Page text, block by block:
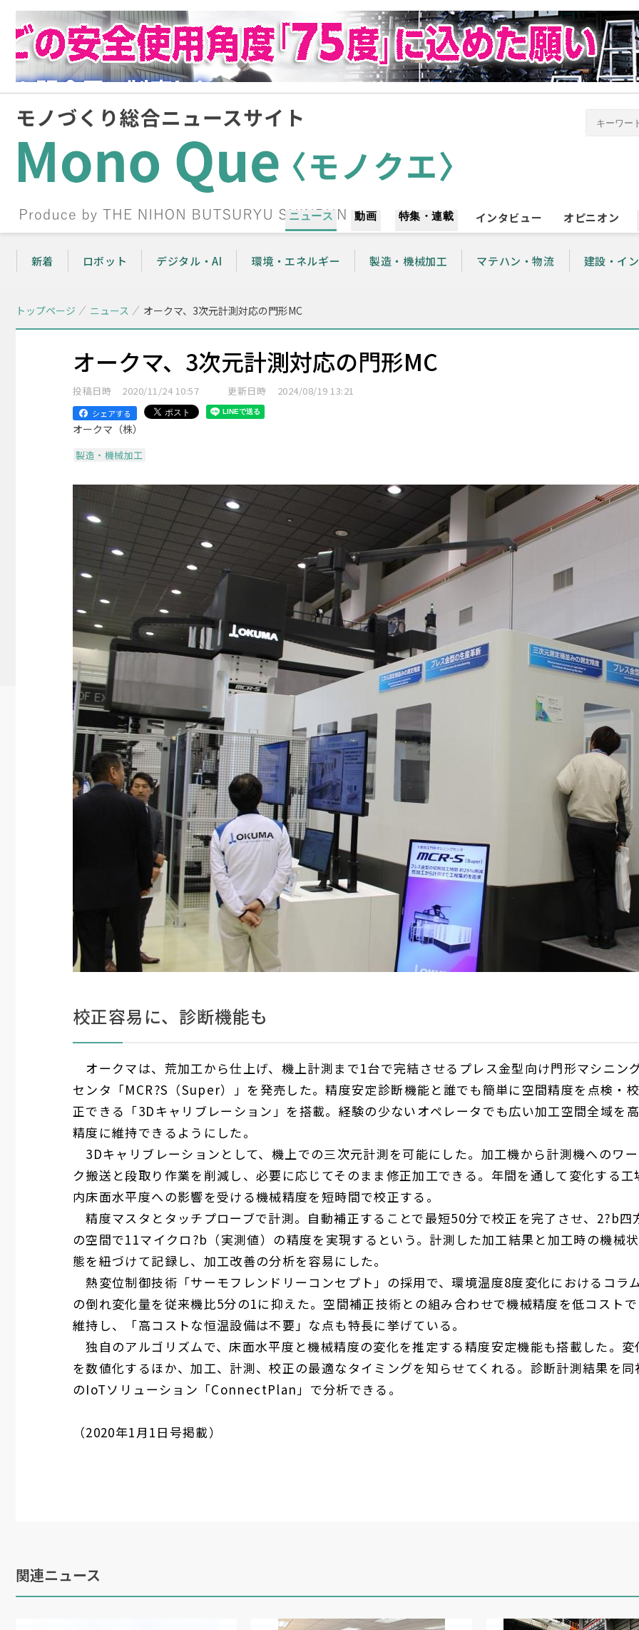
ニュース 動画 特集・連載 インタビュー オピニオン
新着 ロボット デジタル・AI 環境・エネルギー 製造・機械加工 マテハン・物流 建設・イ
トップページ ニュース オークマ、3次元計測対応の門形MC
オークマ、3次元計測対応の門形MC
投稿日時 2020/11/24 10:57 更新日時 2024/08/19 13:21
シェアする
オークマ（株）
製造・機械加工
校正容易に、診断機能も
オークマは、荒加工から仕上げ、機上計測まで1台で完結させるプレス金型向け門形マシニン
センタ「MCR?S （Super）」を発売した。精度安定診断機能と誰でも簡単に空間精度を点検・
正できる「3D キャリブレーション」を搭載。経験の少ないオペレータでも広い加工空間全域を高
精度に維持できるようにした。
3Dキャリブレーションとして、機上での三次元計測を可能にした。加工機から計測機へのワー
ク搬送と段取り作業を削減し、必要に応じてそのまま修正加工できる。年間を通して変化する工
内床面水平度への影響を受ける機械精度を短時間で校正する。
精度マスタとタッチプローブで計測。自動補正することで最短50分で校正を完了させ、 2?b四
の空間で11マイクロ?b（実測値）の精度を実現するという。計測した加工結果と加工時の機械状
態を紐づけて記録し、加工改善の分析を容易にした。
熱変位制御技術「サーモフレンドリーコンセプト」の採用で、環境温度8度変化におけるコラ
の倒れ変化量を従来機比5分の1に抑えた。空間補正技術との組み合わせで機械精度を低コストで
維持し、「高コストな恒温設備は不要」な点も特長に挙げている。
独自のアルゴリズムで、床面水平度と機械精度の変化を推定する精度安定機能も搭載した。変
を数値化するほか、加工、計測、校正の最適なタイミングを知らせてくれる。診断計測結果を同
のIoTソリューション「ConnectPlan」で分析できる。
（2020年1月 1 日号掲載）
関連ニュース